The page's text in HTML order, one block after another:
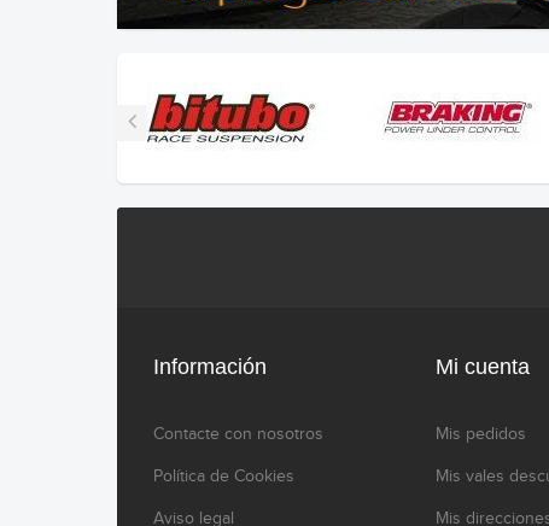
Información
Contacte con nosotros
Política de Cookies
Aviso legal
Mi cuenta
Mis pedidos
Mis vales
Mis